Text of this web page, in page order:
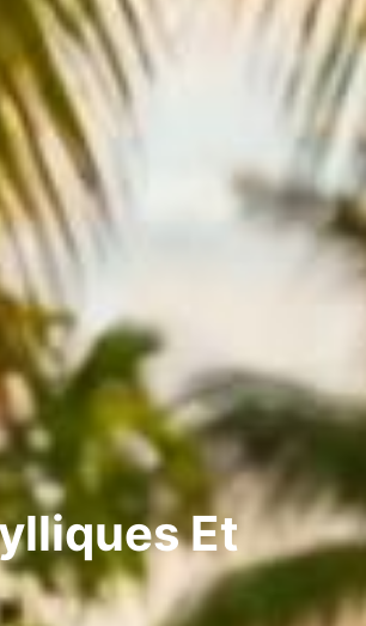
Et